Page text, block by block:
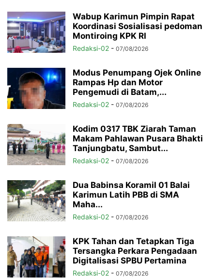
Wabup Karimun Pimpin Rapat
Koordinasi Sosialisasi pedoman
Montiroing KPK RI
Redaksi-02 - 07/08/2026
Modus Penumpang Ojek Online
Rampas Hp dan Motor
Pengemudi di Batam,...
Redaksi-02 - 07/08/2026
Kodim 0317 TBK Ziarah Taman
Makam Pahlawan Pusara Bhakti
Tanjungbatu, Sambut...
Redaksi-02 - 07/08/2026
Dua Babinsa Koramil 01 Balai
Karimun Latih PBB di SMA
Maha...
Redaksi-02 - 07/08/2026
KPK Tahan dan Tetapkan Tiga
Tersangka Perkara Pengadaan
Digitalisasi SPBU Pertamina
Redaksi-02 - 07/08/2026